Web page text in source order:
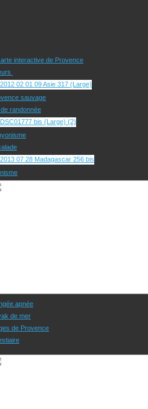
interactive de Provence
sauvage
randonnée
apnée
de mer
de Provence